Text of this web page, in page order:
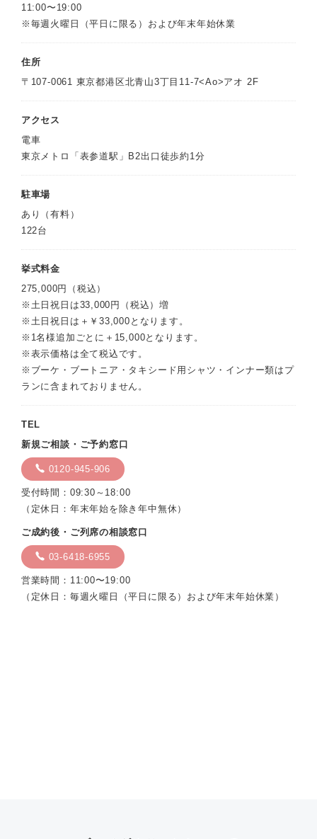
11:00〜19:00
※毎週火曜日（平日に限る）および年末年始休業
住所
〒107-0061 東京都港区北青山3丁目11-7<Ao>アオ 2F
アクセス
電車
東京メトロ「表参道駅」B2出口徒歩約1分
駐車場
あり（有料）
122台
挙式料金
275,000円（税込）
※土日祝日は33,000円（税込）増
※土日祝日は＋￥33,000となります。
※1名様追加ごとに＋15,000となります。
※表示価格は全て税込です。
※ブーケ・ブートニア・タキシード用シャツ・インナー類はプ
ランに含まれておりません。
TEL
新規ご相談・ご予約窓口
0120-945-906
受付時間：09:30～18:00
（定休日：年末年始を除き年中無休）
ご成約後・ご列席の相談窓口
03-6418-6955
営業時間：11:00〜19:00
（定休日：毎週火曜日（平日に限る）および年末年始休業）